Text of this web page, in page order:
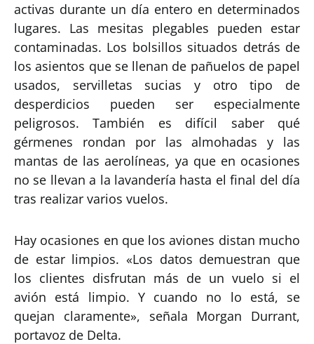
activas durante un día entero en determinados
lugares. Las mesitas plegables pueden estar
contaminadas. Los bolsillos situados detrás de
los asientos que se llenan de pañuelos de papel
usados, servilletas sucias y otro tipo de
desperdicios pueden ser especialmente
peligrosos. También es difícil saber qué
gérmenes rondan por las almohadas y las
mantas de las aerolíneas, ya que en ocasiones
no se llevan a la lavandería hasta el final del día
tras realizar varios vuelos.
Hay ocasiones en que los aviones distan mucho
de estar limpios. «Los datos demuestran que
los clientes disfrutan más de un vuelo si el
avión está limpio. Y cuando no lo está, se
quejan claramente», señala Morgan Durrant,
portavoz de Delta.